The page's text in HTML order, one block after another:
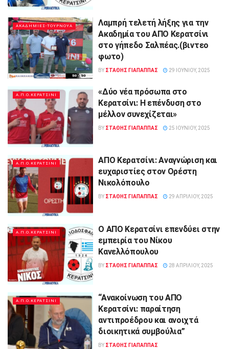
ΑΚΑΔΗΜΙΕΣ-ΤΟΥΡΝΟΥΑ
Λαμπρή τελετή λήξης για την
Ακαδημία του ΑΠΟ Κερατσίνι
στο γήπεδο Σαλπέας.(βιντεο
φωτο)
BY ΣΤΑΘΗΣ ΓΊΑΠΑΠΠΑΣ 29 ΙΟΥΝΊΟΥ, 2025
Α.Π.Ο.ΚΕΡΑΤΣΙΝΙ
«Δύο νέα πρόσωπα στο
Κερατσίνι: Η επένδυση στο
μέλλον συνεχίζεται»
BY ΣΤΑΘΗΣ ΓΊΑΠΑΠΠΑΣ 25 ΙΟΥΝΊΟΥ, 2025
Α.Π.Ο.ΚΕΡΑΤΣΙΝΙ
ΑΠΟ Κερατσίνι: Αναγνώριση και
ευχαριστίες στον Ορέστη
Νικολόπουλο
BY ΣΤΑΘΗΣ ΓΊΑΠΑΠΠΑΣ 29 ΑΠΡΙΛΊΟΥ, 2025
Α.Π.Ο.ΚΕΡΑΤΣΙΝΙ
Ο ΑΠΟ Κερατσίνι επενδύει στην
εμπειρία του Νίκου
Κανελλόπουλου
BY ΣΤΑΘΗΣ ΓΊΑΠΑΠΠΑΣ 28 ΑΠΡΙΛΊΟΥ, 2025
Α.Π.Ο.ΚΕΡΑΤΣΙΝΙ
“Ανακοίνωση του ΑΠΟ
Κερατσίνι: παραίτηση
αντιπροέδρου και ανοιχτά
διοικητικά συμβούλια”
BY ΣΤΑΘΗΣ ΓΊΑΠΑΠΠΑΣ